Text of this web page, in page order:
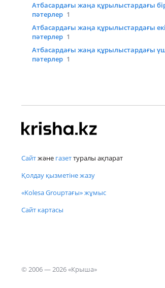
Атбасардағы жаңа құрылыстардағы
пәтерлер 1
Атбасардағы жаңа құрылыстардағы
пәтерлер 1
Атбасардағы жаңа құрылыстардағы
пәтерлер 1
Сайтжәне газеттуралы ақпарат
Қолдау қызметіне жазу
«Kolesa Groupтағы» жұмыс
Сайт картасы
© 2006 — 2026 «Крыша»